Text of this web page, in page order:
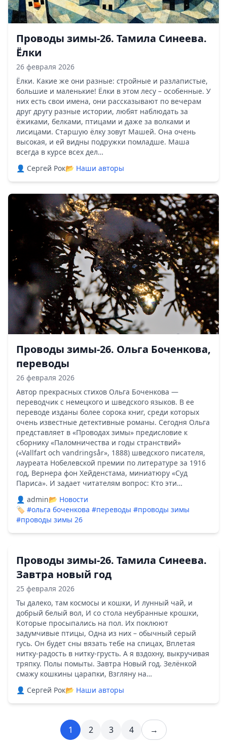
Проводы зимы-26. Тамила Синеева.
Ёлки
26 февраля 2026
Ёлки. Какие же они разные: стройные и разлапистые,
большие и маленькие! Ёлки в этом лесу – особенные. У
них есть свои имена, они рассказывают по вечерам
друг другу разные истории, любят наблюдать за
ёжиками, белками, птицами и даже за волками и
лисицами. Старшую ёлку зовут Машей. Она очень
высокая, и ей видны подружки помладше. Маша
всегда в курсе всех дел…
👤 Сергей Рок📂 Наши авторы
Проводы зимы-26. Ольга Боченкова,
переводы
26 февраля 2026
Автор прекрасных стихов Ольга Боченкова —
переводчик с немецкого и шведского языков. В ее
переводе изданы более сорока книг, среди которых
очень известные детективные романы. Сегодня Ольга
представляет в «Проводах зимы» предисловие к
сборнику «Паломничества и годы странствий»
(«Vallfart och vandringsår», 1888) шведского писателя,
лауреата Нобелевской премии по литературе за 1916
год, Вернера фон Хейденстама, миниатюру «Суд
Париса». И задает читателям вопрос: Кто эти…
👤 admin📂 Новости
🏷️ #ольга боченкова #переводы #проводы зимы
#проводы зимы 26
Проводы зимы-26. Тамила Синеева.
Завтра новый год
25 февраля 2026
Ты далеко, там космосы и кошки, И лунный чай, и
добрый белый вол, И со стола неубранные крошки,
Которые просыпались на пол. Их поклюют
задумчивые птицы, Одна из них – обычный серый
гусь. Он будет сны вязать тебе на спицах, Вплетая
нитку-радость в нитку-грусть. А я вздохну, выкручивая
тряпку. Полы помыты. Завтра Новый год. Зелёнкой
смажу кошкины царапки, Взгляну на…
👤 Сергей Рок📂 Наши авторы
1 2 3 4 →